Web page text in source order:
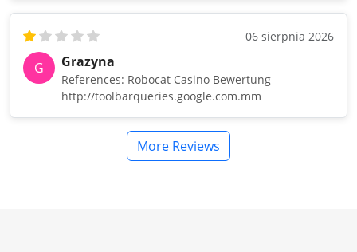
06 sierpnia 2026
G Grazyna
References: Robocat Casino Bewertung
http://toolbarqueries.google.com.mm
More Reviews